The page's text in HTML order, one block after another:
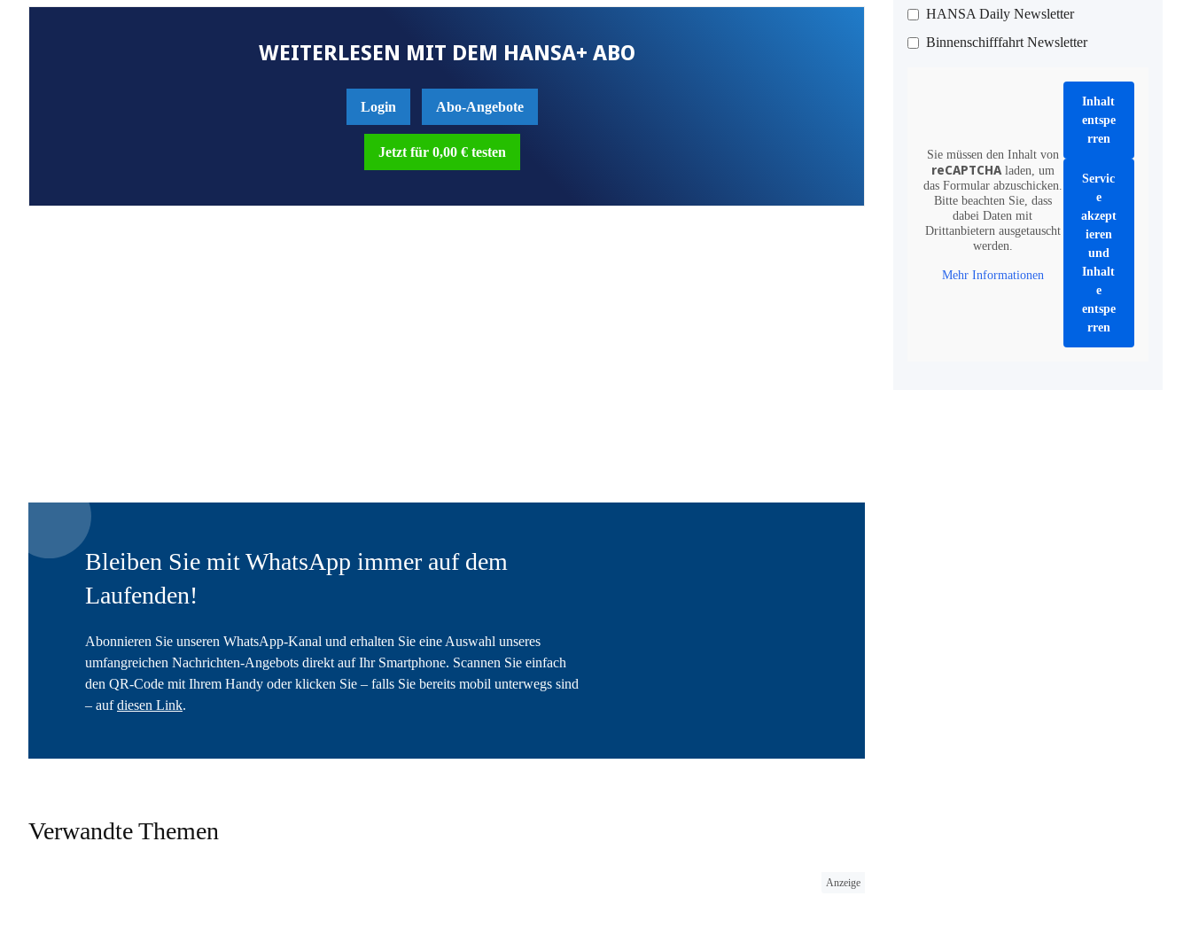
WEITERLESEN MIT DEM HANSA+ ABO
Login Abo-Angebote
Jetzt für 0,00 € testen
Bleiben Sie mit WhatsApp immer auf dem
Laufenden!
Abonnieren Sie unseren WhatsApp-Kanal und erhalten Sie eine Auswahl unseres
umfangreichen Nachrichten-Angebots direkt auf Ihr Smartphone. Scannen Sie einfach
den QR-Code mit Ihrem Handy oder klicken Sie – falls Sie bereits mobil unterwegs sind
– aufdiesen Link.
Verwandte Themen
Anzeige
HANSA Daily Newsletter
Binnenschifffahrt Newsletter
Sie müssen den Inhalt von
reCAPTCHAladen, um
das Formular abzuschicken.
Bitte beachten Sie, dass
dabei Daten mit
Drittanbietern ausgetauscht
werden.
Mehr Informationen
Inhalt
entspe
rren
Servic
e
akzept
ieren
und
Inhalt
e
entspe
rren